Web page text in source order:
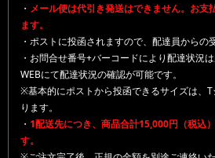
・ メール便は代引き発送はできません。お支
ます。
・ポストに投函されますので、配達員からの
・お問合せ番号+バーコードにより配達状況
WEBにて配達状況の確認が可能です。
※基本的にポストから投函できるサイズは、
ります。
・ 1配送先につき、商品合計15,000円（税込
す。